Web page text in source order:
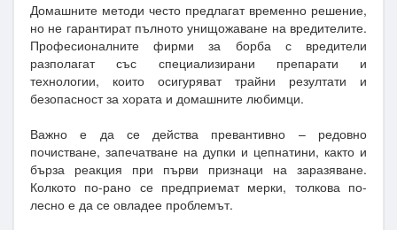
Домашните методи често предлагат временно решение,
но не гарантират пълното унищожаване на вредителите.
Професионалните фирми за борба с вредители
разполагат със специализирани препарати и
технологии, които осигуряват трайни резултати и
безопасност за хората и домашните любимци.
Важно е да се действа превантивно – редовно
почистване, запечатване на дупки и цепнатини, както и
бърза реакция при първи признаци на заразяване.
Колкото по-рано се предприемат мерки, толкова по-
лесно е да се овладее проблемът.